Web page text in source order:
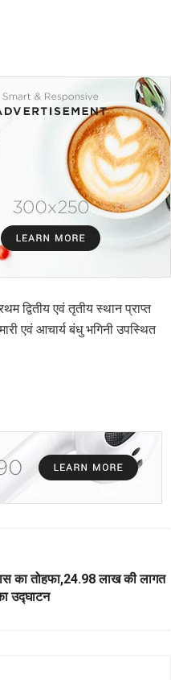
द्वितीय एवं तृतीय स्थान प्राप्त
एवं आचार्य बंधु भगिनी उपस्थित
का तोहफा,24.98 लाख की लागत
उद्घाटन